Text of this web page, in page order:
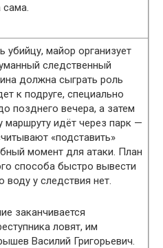
сама.
убийцу, майор организует
следственный
должна сыграть роль
к подруге, специально
позднего вечера, а затем
маршруту идёт через парк —
«подставить»
момент для атаки. План
способа быстро вывести
воду у следствия нет.
заканчивается
ловят, им
Василий Григорьевич.